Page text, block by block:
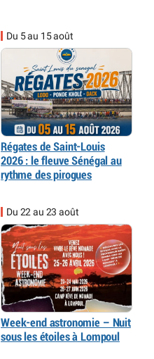
Du 5 au 15 août
Régates de Saint-Louis
2026 : le fleuve Sénégal au
rythme des pirogues
Du 22 au 23 août
Week-end astronomie – Nuit
sous les étoiles à Lompoul